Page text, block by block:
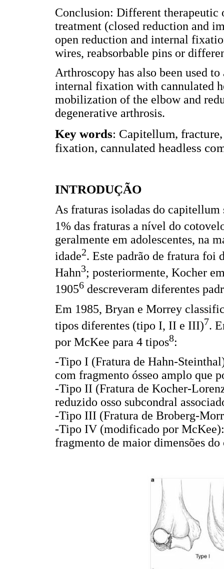
Conclusion: Different therapeutic
treatment (closed reduction and
open reduction and internal
wires, reabsorbable pins or
Arthroscopy has also been used
internal fixation with cannulated
mobilization of the elbow and
degenerative arthrosis.
Key words: Capitellum,
fixation, cannulated headless
INTRODUÇÃO
As fraturas isoladas do capitellum
1% das fraturas a nível do
geralmente em adolescentes, na
idade2. Este padrão de fratura foi
Hahn3; posteriormente, Kocher
19056 descreveram diferentes
Em 1985, Bryan e Morrey
tipos diferentes (tipo I, II e III)7.
por McKee para 4 tipos8:
-Tipo I (Fratura de Hahn-
com fragmento ósseo amplo que
-Tipo II (Fratura de Kocher-
reduzido osso subcondral
-Tipo III (Fratura de Broberg-
-Tipo IV (modificado por
fragmento de maior dimensões